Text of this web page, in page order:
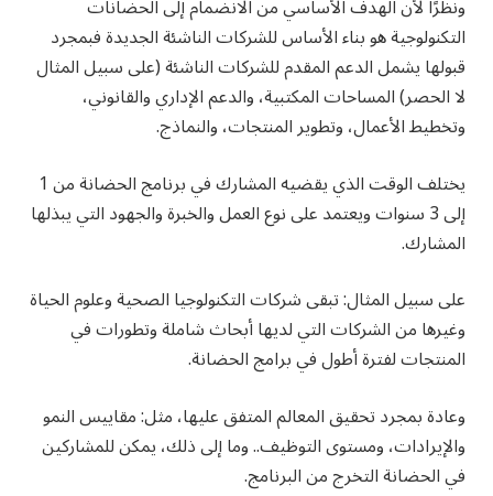
ونظرًا لأن الهدف الأساسي من الانضمام إلى الحضانات
التكنولوجية هو بناء الأساس للشركات الناشئة الجديدة فبمجرد
قبولها يشمل الدعم المقدم للشركات الناشئة (على سبيل المثال
لا الحصر) المساحات المكتبية، والدعم الإداري والقانوني،
وتخطيط الأعمال، وتطوير المنتجات، والنماذج.
يختلف الوقت الذي يقضيه المشارك في برنامج الحضانة من 1
إلى 3 سنوات ويعتمد على نوع العمل والخبرة والجهود التي يبذلها
المشارك.
على سبيل المثال: تبقى شركات التكنولوجيا الصحية وعلوم الحياة
وغيرها من الشركات التي لديها أبحاث شاملة وتطورات في
المنتجات لفترة أطول في برامج الحضانة.
وعادة بمجرد تحقيق المعالم المتفق عليها، مثل: مقاييس النمو
والإيرادات، ومستوى التوظيف.. وما إلى ذلك، يمكن للمشاركين
في الحضانة التخرج من البرنامج.